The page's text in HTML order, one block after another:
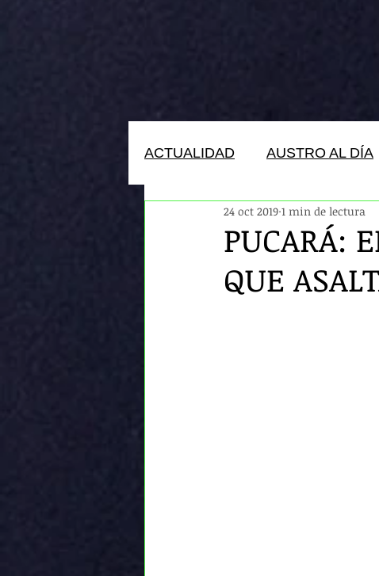
ACTUALIDAD AUSTRO AL DÍA
HUMANOS DEL ECUADOR
PUCARÁ:
QUE
24 oct 2019 1 min de lectura